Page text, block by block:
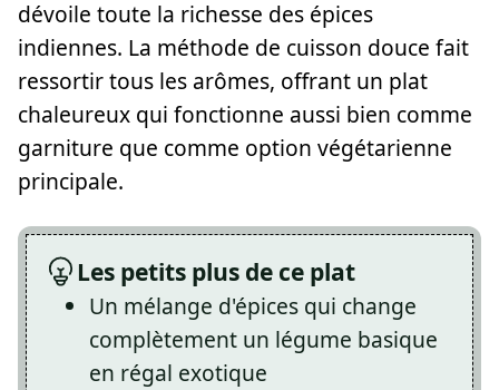
dévoile toute la richesse des épices
indiennes. La méthode de cuisson douce fait
ressortir tous les arômes, offrant un plat
chaleureux qui fonctionne aussi bien comme
garniture que comme option végétarienne
principale.
Les petits plus de ce plat
Un mélange d'épices qui change
complètement un légume basique
en régal exotique